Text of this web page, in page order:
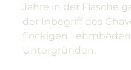
Jahre in der Flasche
der Inbegriff des
flockigen
Untergründen.